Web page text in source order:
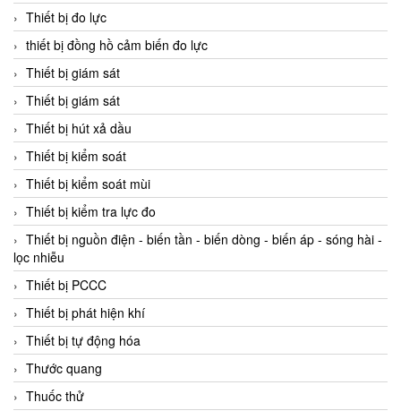
Thiết bị đo lực
thiết bị đồng hồ cảm biến đo lực
Thiết bị giám sát
Thiết bị giám sát
Thiết bị hút xả dầu
Thiết bị kiểm soát
Thiết bị kiểm soát mùi
Thiết bị kiểm tra lực đo
Thiết bị nguồn điện - biến tần - biến dòng - biến áp - sóng hài -
lọc nhiễu
Thiết bị PCCC
Thiết bị phát hiện khí
Thiết bị tự động hóa
Thước quang
Thuốc thử